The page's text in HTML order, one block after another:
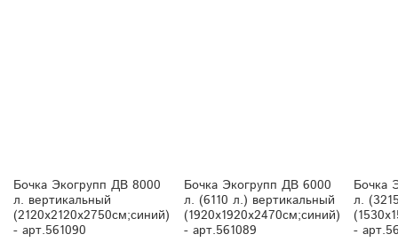
Бочка Экогрупп ДВ 8000
л. вертикальный
(2120x2120x2750см;синий)
- арт.561090
Бочка Экогрупп ДВ 6000
л. (6110 л.) вертикальный
(1920x1920x2470см;синий)
- арт.561089
Бочка
л.
-